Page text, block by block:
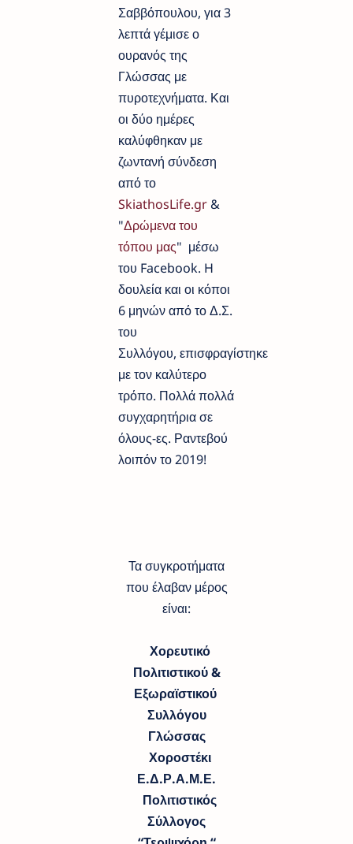
Σαββόπουλου, για 3
λεπτά γέμισε ο
ουρανός της
Γλώσσας με
πυροτεχνήματα. Και
οι δύο ημέρες
καλύφθηκαν με
ζωντανή σύνδεση
από το
SkiathosLife.gr &
"Δρώμενα του
τόπου μας" μέσω
του Facebook. H
δουλεία και οι κόποι
6 μηνών από το Δ.Σ.
του
Συλλόγου, επισφραγίστηκε
με τον καλύτερο
τρόπο. Πολλά πολλά
συγχαρητήρια σε
όλους-ες. Ραντεβού
λοιπόν το 2019!
Τα συγκροτήματα
που έλαβαν μέρος
είναι:
Χορευτικό
Πολιτιστικού &
Εξωραϊστικού
Συλλόγου
Γλώσσας
Χοροστέκι
Ε.Δ.Ρ.Α.Μ.Ε.
Πολιτιστικός
Σύλλογος